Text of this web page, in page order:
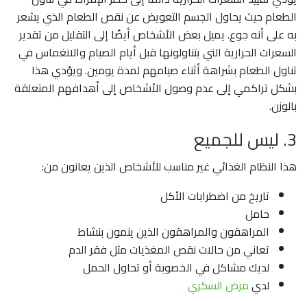
الطعام حيث يحاول الجسم التعويض عن نقص الطعام الذي يشعر
به على أنه جوع. يميل بعض الأشخاص أيضًا إلى التقليل من تقدير
السعرات الحرارية التي يتناولونها قبل أيام الصيام والانغماس في
تناول الطعام بشراهة أثناء صيامهم لمدة يومين. ويؤدي هذا
بشكل تراكمي إلى عدم وصول الأشخاص إلى أهدافهم المتعلقة
بالوزن.
3. ليس للجميع
هذا النظام الغذائي غير مناسب للأشخاص الذين يعانون من:
تاريخ من اضطرابات الأكل
حامل
المراهقون والمراهقون الذين ينمون بنشاط
تعاني من حالات نقص المغذيات مثل فقر الدم
لديك مشاكل في الخصوبة أو تحاول الحمل
لديمرض السكري